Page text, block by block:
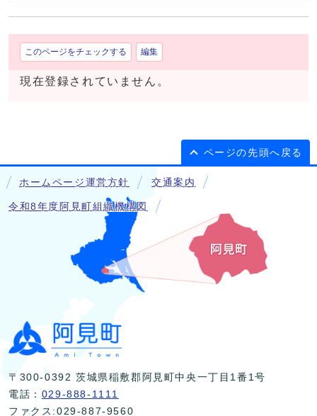
このページをチェックする 編集
現在登録されていません。
ページの先頭へ戻る
ホームページ運営方針 交通案内
令和8年度阿見町組織機構図
〒300-0392 茨城県稲敷郡阿見町中央一丁目1番1号
電話： 029-888-1111
ファクス:029-887-9560